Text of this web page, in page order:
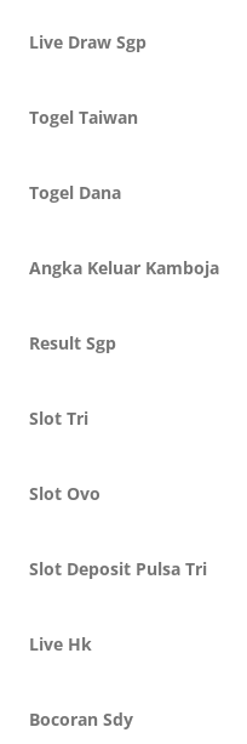
Live Draw Sgp
Togel Taiwan
Togel Dana
Angka Keluar Kamboja
Result Sgp
Slot Tri
Slot Ovo
Slot Deposit Pulsa Tri
Live Hk
Bocoran Sdy